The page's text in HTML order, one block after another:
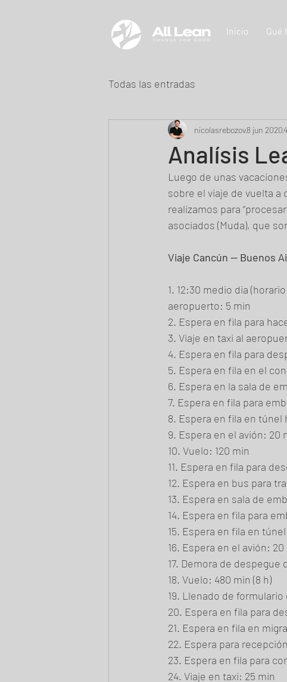
Inicio Qué
Todas las entradas
Analísis
nicolasrebozov8 jun 2020
Luego de unas
sobre el viaje de vuelta a
realizamos para
asociados (Muda), que
Viaje Cancún — Buenos
1. 12:30 medio dia
aeropuerto: 5 min
2. Espera en fila para
3. Viaje en taxi al
4. Espera en fila para
5. Espera en fila en el
6. Espera en la sala de
7. Espera en fila para
8. Espera en fila en túnel
9. Espera en el avión: 20
10. Vuelo: 120 min
11. Espera en fila para
12. Espera en bus para
13. Espera en sala de
14. Espera en fila para
15. Espera en fila en
16. Espera en el avión: 20
17. Demora de despegue
18. Vuelo: 480 min (8 h)
19. Llenado de
20. Espera en fila para
21. Espera en fila en
22. Espera para
23. Espera en fila para
24. Viaje en taxi: 25 min